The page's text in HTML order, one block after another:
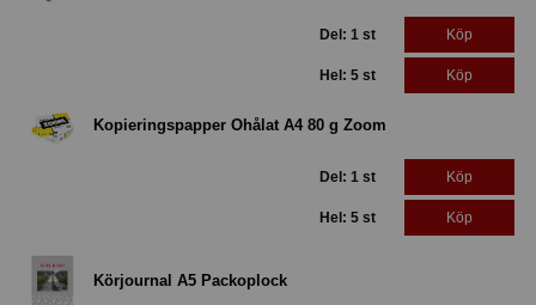
Del: 1 st Köp
Hel: 5 st Köp
Kopieringspapper Ohålat A4 80 g Zoom
Del: 1 st Köp
Hel: 5 st Köp
Körjournal A5 Packoplock